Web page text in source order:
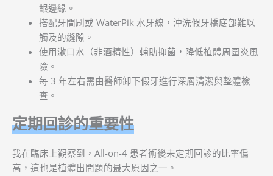
齦邊緣。
搭配牙間刷或 WaterPik 水牙線，沖洗假牙橋底部難以
觸及的縫隙。
使用漱口水（非酒精性）輔助抑菌，降低植體周圍炎風
險。
每 3 年左右需由醫師卸下假牙進行深層清潔與整體檢
查。
定期回診的重要性
我在臨床上觀察到，All-on-4 患者術後未定期回診的比率偏
高，這也是植體出問題的最大原因之一。